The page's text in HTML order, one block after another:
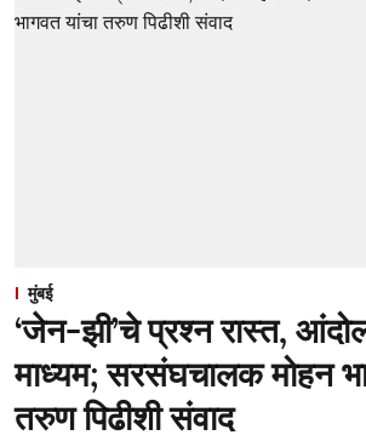
मुंबई
‘जेन-झी’चे प्रश्न रास्त,
माध्यम; सरसंघचालक मोहन
तरुण पिढीशी संवाद